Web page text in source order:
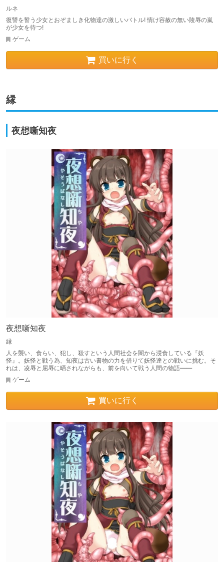
ルネ
復讐を誓う少女とおぞましき化物達の激しいバトル! 情け容赦の無い陵辱の嵐
が少女を待つ!
ゲーム
買いに行く
縁
夜想噺知夜
夜想噺知夜
縁
人を襲い、食らい、犯し、殺すという人間社会を闇から浸食している『妖
怪』。妖怪と戦う為、知夜は古い書物の力を借りて妖怪達との戦いに挑む。そ
れは、凌辱と屈辱に晒されながらも、前を向いて戦う人間の物語――
ゲーム
買いに行く